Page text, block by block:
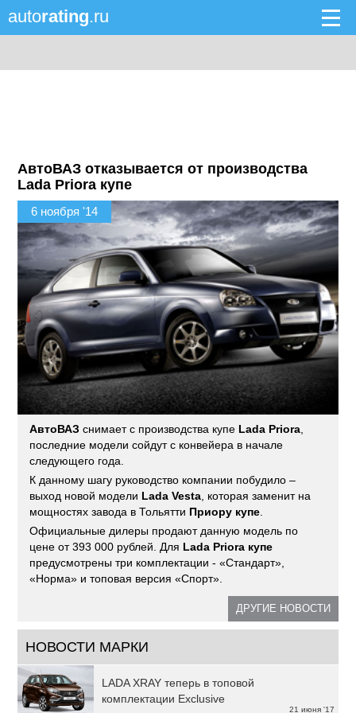
autorating.ru
АвтоВАЗ отказывается от производства
Lada Priora купе
6 ноября '14
АвтоВАЗ снимает с производства купе Lada Priora
последние модели сойдут с конвейера в начале
следующего года.
К данному шагу руководство компании побудило –
выход новой модели Lada Vesta , которая заменит на
мощностях завода в Тольятти Приору купе
Официальные дилеры продают данную модель по
цене от 393 000 рублей. Для Lada Priora купе
предусмотрены три комплектации - «Стандарт»,
«Норма» и топовая версия «Спорт».
ДРУГИЕ НОВОСТИ
НОВОСТИ МАРКИ
21 июня '17
LADA XRAY теперь в топовой
комплектации Exclusive